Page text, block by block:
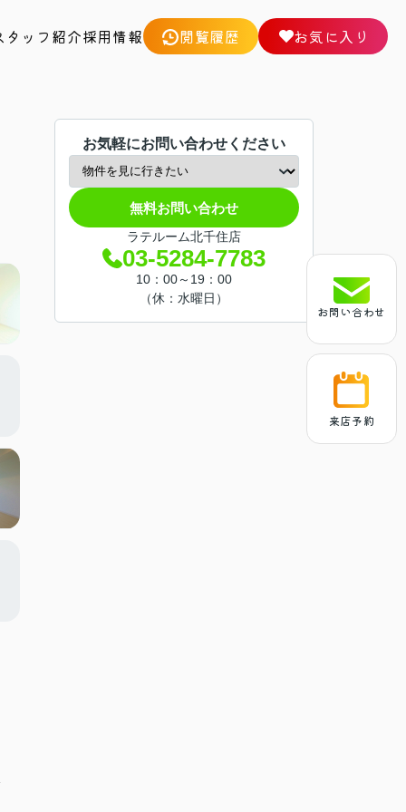
タッフ紹介採用情報 閲覧履歴 お気に入り
お問い合わせ
来店予約
お気軽にお問い合わせください
無料お問い合わせ
ラテルーム北千住店
03-5284-7783
10：00～19：00
（休：水曜日）